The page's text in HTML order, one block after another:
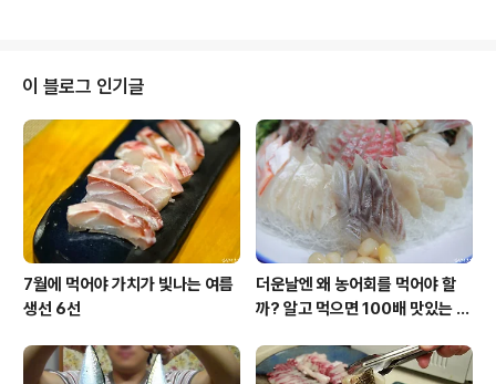
드 파크웨이 여행) 오늘 올려드리는 사진들은 포토샵을 거
부한 무보정 이미지입니다. 물론 무보정이란게 결코 자랑
이 되어선 안되겠지만 ^^; 캐나다의 자연이 주는 색채를 보
고 있자니 별도의 포토샵 보정이 필요없슴을 느꼈습니다.
그만큼 보우호수는 눈이 시릴 정도로 아름다웠기 때문입니
다. 사실은 사진이란 찍는 이의 시선이 참..
이 블로그 인기글
7월에 먹어야 가치가 빛나는 여름
생선 6선
더운날엔 왜 농어회를 먹어야 할
까? 알고 먹으면 100배 맛있는 농